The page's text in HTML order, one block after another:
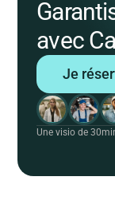
avec
Je
Une visio de